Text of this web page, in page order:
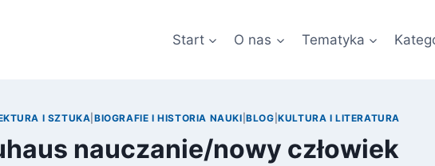
Start O nas Tematyka
I SZTUKA |BIOGRAFIE I HISTORIA NAUKI |BLOG |KULTURA I LITERATURA
nauczanie/nowy człowiek